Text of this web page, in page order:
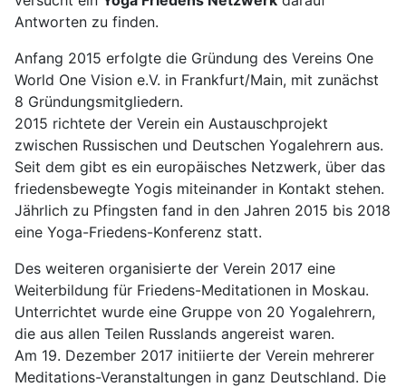
Antworten zu finden.
Anfang 2015 erfolgte die Gründung des Vereins One
World One Vision e.V. in Frankfurt/Main, mit zunächst
8 Gründungsmitgliedern.
2015 richtete der Verein ein Austauschprojekt
zwischen Russischen und Deutschen Yogalehrern aus.
Seit dem gibt es ein europäisches Netzwerk, über das
friedensbewegte Yogis miteinander in Kontakt stehen.
Jährlich zu Pfingsten fand in den Jahren 2015 bis 2018
eine Yoga-Friedens-Konferenz statt.
Des weiteren organisierte der Verein 2017 eine
Weiterbildung für Friedens-Meditationen in Moskau.
Unterrichtet wurde eine Gruppe von 20 Yogalehrern,
die aus allen Teilen Russlands angereist waren.
Am 19. Dezember 2017 initiierte der Verein mehrerer
Meditations-Veranstaltungen in ganz Deutschland. Die